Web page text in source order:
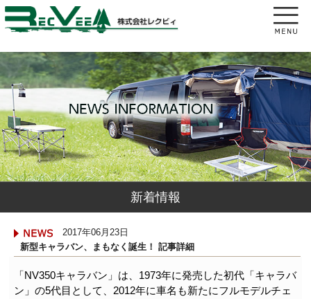
新着情報
2017年06月23日
新型キャラバン、まもなく誕生！ 記事詳細
「NV350キャラバン」は、1973年に発売した初代「キャラバ
ン」の5代目として、2012年に車名も新たにフルモデルチェ